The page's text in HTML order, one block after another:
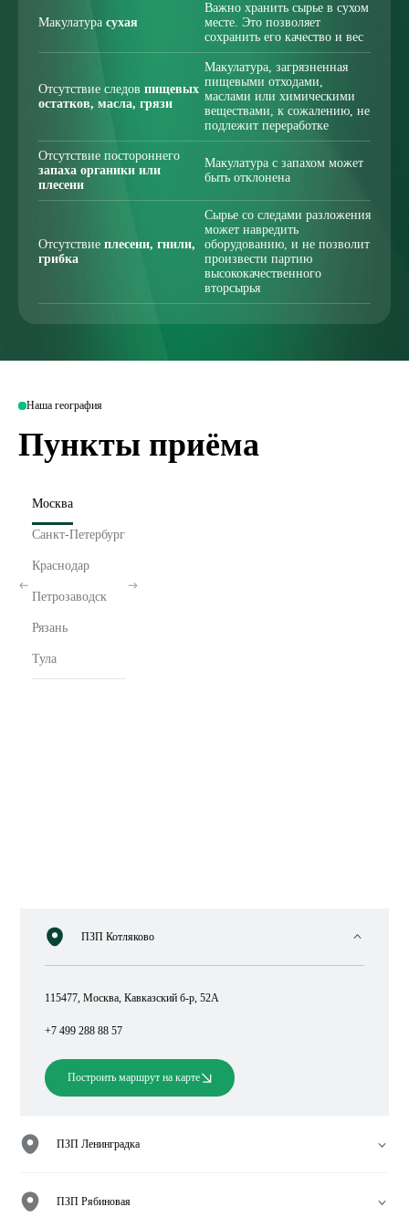
Макулатура сухая
Важно хранить сырье в сухом
месте. Это позволяет
сохранить его качество и вес
Отсутствие следов пищевых
остатков, масла, грязи
Макулатура, загрязненная
пищевыми отходами,
маслами или химическими
веществами, к сожалению, не
подлежит переработке
Отсутствие постороннего
запаха органики или
плесени
Макулатура с запахом может
быть отклонена
Отсутствие плесени, гнили,
грибка
Сырье со следами разложения
может навредить
оборудованию, и не позволит
произвести партию
высококачественного
вторсырья
Наша география
Пункты приёма
Москва
Санкт-Петербург
Краснодар
Петрозаводск
Рязань
Тула
ПЗП Котляково
115477, Москва, Кавказский б-р, 52А
+7 499 288 88 57
Построить маршрут на карте
ПЗП Ленинградка
ПЗП Рябиновая